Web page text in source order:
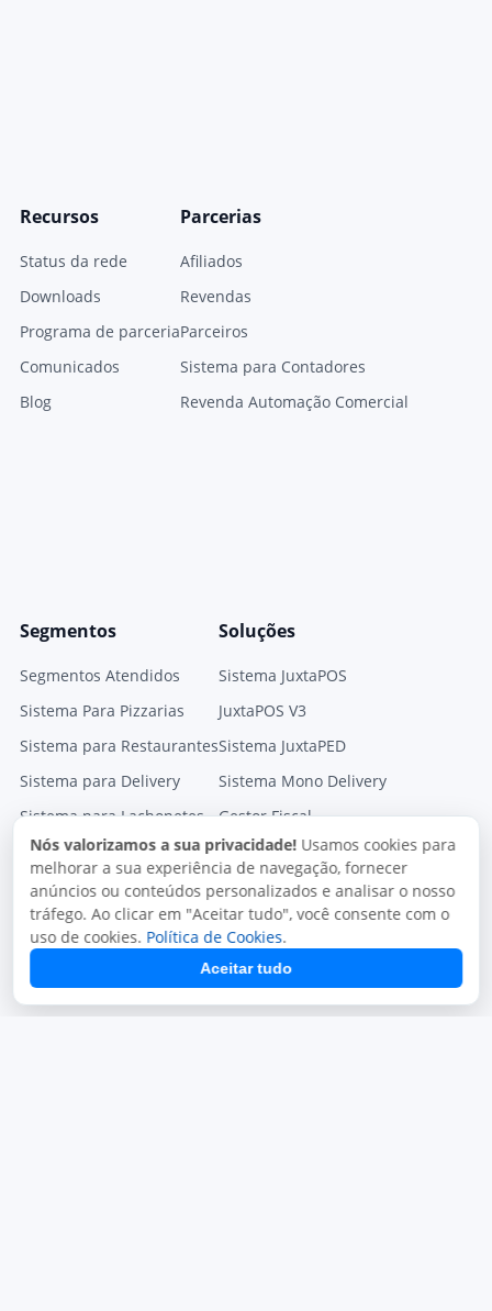
Recursos
Status da rede
Downloads
Programa de parceria
Comunicados
Blog
Parcerias
Afiliados
Revendas
Parceiros
Sistema para Contadores
Revenda Automação Comercial
Segmentos
Segmentos Atendidos
Sistema Para Pizzarias
Sistema para Restaurantes
Sistema para Delivery
Sistema para Lachonetes
Soluções
Sistema JuxtaPOS
JuxtaPOS V3
Sistema JuxtaPED
Sistema Mono Delivery
Gestor Fiscal
Módulos
Nós valorizamos a sua privacidade! Usamos cookies para
melhorar a sua experiência de navegação, fornecer
anúncios ou conteúdos personalizados e analisar o nosso
tráfego. Ao clicar em "Aceitar tudo", você consente com o
uso de cookies. Política de Cookies.
Aceitar tudo